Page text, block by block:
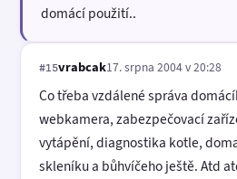
domácí použití..
#15vrabcak17. srpna 2004 v 20:28
Co třeba vzdálené správa
webkamera, zabezpečovací
vytápění, diagnostika kotle,
skleníku a bůhvíčeho ještě. Atd